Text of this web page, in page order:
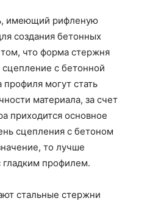
имеющий рифленую
создания бетонных
что форма стержня
с бетонной
могут стать
материала, за счет
приходится основное
сцепления с бетоном
то лучше
гладким профилем.
стальные стержни